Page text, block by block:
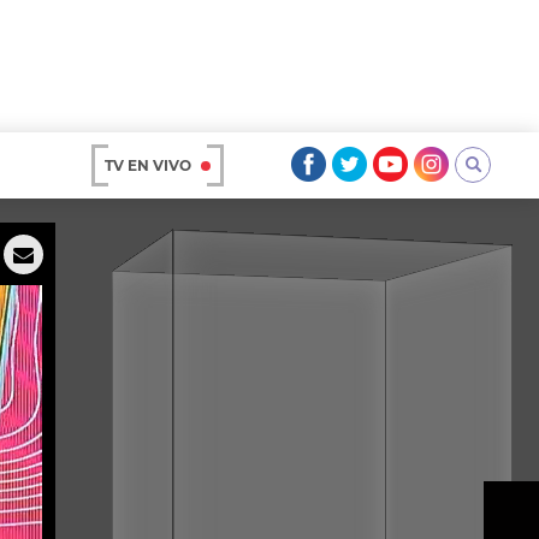
TV EN VIVO